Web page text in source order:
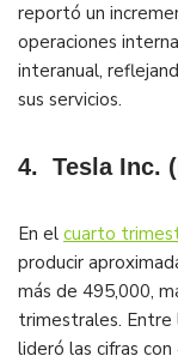
reportó un
operaciones
interanual,
sus servicios​.
4. Tesla Inc.
En el cuarto
producir
más de 495,000,
trimestrales.
lideró las cifras